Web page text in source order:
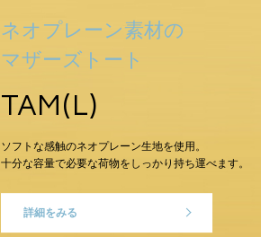
ネオプレーン素材の
マザーズトート
TAM(L)
ソフトな感触のネオプレーン生地を使用。
十分な容量で必要な荷物をしっかり持ち運べます。
詳細をみる